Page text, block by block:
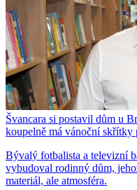
Švancara si postavil dům u
koupelně má vánoční skřítky
Bývalý fotbalista a televizní
vybudoval rodinný dům,
materiál, ale atmosféra.